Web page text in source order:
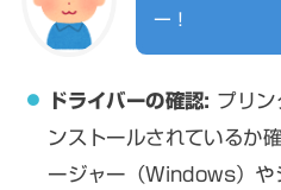
ー！
ドライバーの確認: プリン
ンストールされているか
ージャー（Windows）や